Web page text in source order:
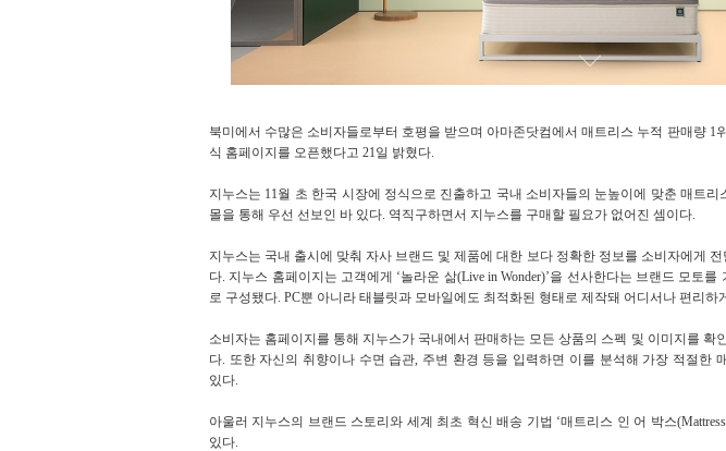
북미에서 수많은 소비자들로부터 호평을 받으며 아마존닷컴에서 매트리스 누적 판매량 1
식 홈페이지를 오픈했다고 21일 밝혔다.
지누스는 11월 초 한국 시장에 정식으로 진출하고 국내 소비자들의 눈높이에 맞춘 매트
몰을 통해 우선 선보인 바 있다. 역직구하면서 지누스를 구매할 필요가 없어진 셈이다.
지누스는 국내 출시에 맞춰 자사 브랜드 및 제품에 대한 보다 정확한 정보를 소비자에게
다. 지누스 홈페이지는 고객에게 ‘놀라운 삶(Live in Wonder)’을 선사한다는 브랜드 모토
로 구성됐다. PC뿐 아니라 태블릿과 모바일에도 최적화된 형태로 제작돼 어디서나 편리하
소비자는 홈페이지를 통해 지누스가 국내에서 판매하는 모든 상품의 스펙 및 이미지를 확
다. 또한 자신의 취향이나 수면 습관, 주변 환경 등을 입력하면 이를 분석해 가장 적절한
있다.
아울러 지누스의 브랜드 스토리와 세계 최초 혁신 배송 기법 ‘매트리스 인 어 박스
있다.